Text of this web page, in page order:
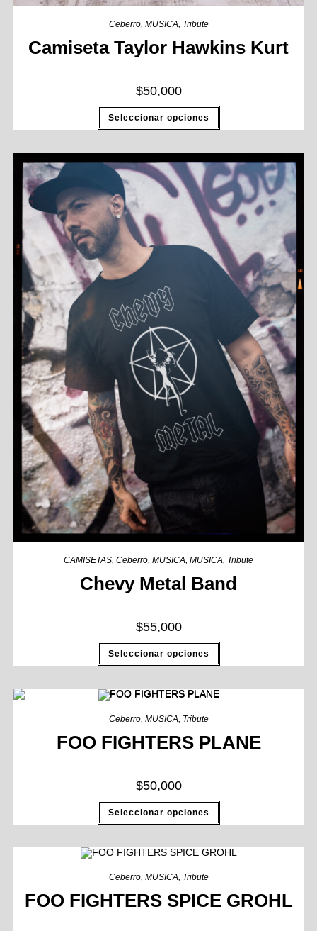
Ceberro, MUSICA, Tribute
Camiseta Taylor Hawkins Kurt
$50,000
Seleccionar opciones
CAMISETAS Ceberro MUSICA MUSICA Tribute
Chevy Metal Band
$55,000
Seleccionar opciones
Ceberro, MUSICA Tribute
FOO FIGHTERS PLANE
$50,000
Seleccionar opciones
Ceberro, MUSICA, Tribute
FOO FIGHTERS SPICE GROHL